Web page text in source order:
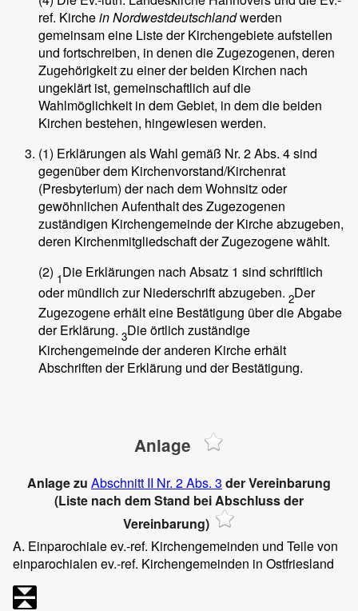
ref. Kirchein Nordwestdeutschlandwerden
gemeinsam eine Liste der Kirchengebiete aufstellen
und fortschreiben, in denen die Zugezogenen, deren
Zugehörigkeit zu einer der beiden Kirchen nach
ungeklärt ist, gemeinschaftlich auf die
Wahlmöglichkeit in dem Gebiet, in dem die beiden
Kirchen bestehen, hingewiesen werden.
(1) Erklärungen als Wahl gemäß Nr. 2 Abs. 4 sind
gegenüber dem Kirchenvorstand/Kirchenrat
(Presbyterium) der nach dem Wohnsitz oder
gewöhnlichen Aufenthalt des Zugezogenen
zuständigen Kirchengemeinde der Kirche abzugeben,
deren Kirchenmitgliedschaft der Zugezogene wählt.
(2) 1Die Erklärungen nach Absatz 1 sind schriftlich
oder mündlich zur Niederschrift abzugeben. 2Der
Zugezogene erhält eine Bestätigung über die Abgabe
der Erklärung. 3Die örtlich zuständige
Kirchengemeinde der anderen Kirche erhält
Abschriften der Erklärung und der Bestätigung.
Anlage
Anlage zu Abschnitt II Nr. 2 Abs. 3 der Vereinbarung
(Liste nach dem Stand bei Abschluss der
Vereinbarung)
A. Einparochiale ev.-ref. Kirchengemeinden und Teile von
einparochialen ev.-ref. Kirchengemeinden in Ostfriesland